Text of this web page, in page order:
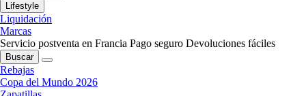
Lifestyle
Liquidación
Marcas
Servicio postventa en Francia Pago seguro Devoluciones fáciles
Buscar
Rebajas
Copa del Mundo 2026